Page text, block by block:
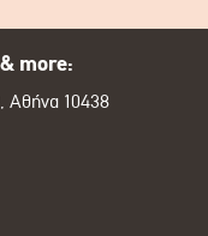
more:
Αθήνα 10438